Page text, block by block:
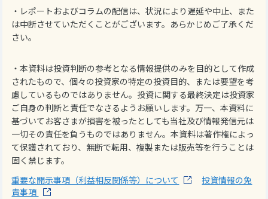
・レポートおよびコラムの配信は、状況により遅延や中止、また
は中断させていただくことがございます。あらかじめご了承くだ
さい。
・本資料は投資判断の参考となる情報提供のみを目的として作成
されたもので、個々の投資家の特定の投資目的、または要望を考
慮しているものではありません。投資に関する最終決定は投資家
ご自身の判断と責任でなさるようお願いします。万一、本資料に
基づいてお客さまが損害を被ったとしても当社及び情報発信元は
一切その責任を負うものではありません。本資料は著作権によっ
て保護されており、無断で転用、複製または販売等を行うことは
固く禁じます。
重要な開示事項（利益相反関係等）について
投資情報の免
責事項